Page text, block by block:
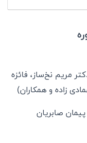
مریم نخ‌ساز، فائزه
زاده و همکاران)
صابریان